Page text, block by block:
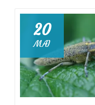
‘Garden
Treasure’
20
MAI